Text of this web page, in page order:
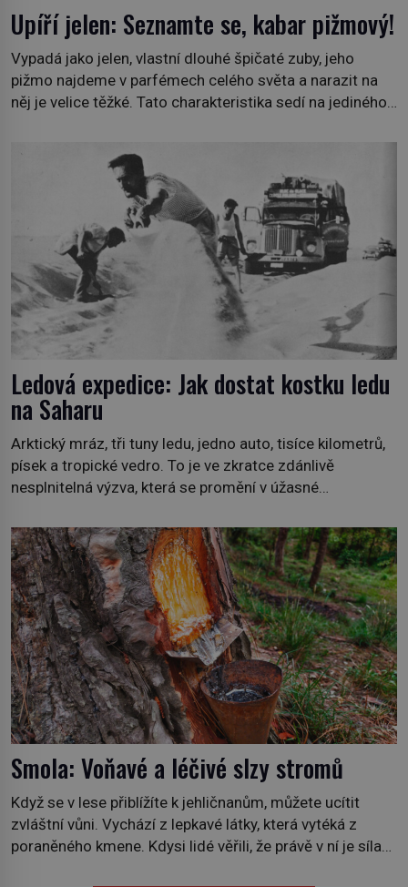
Upíří jelen: Seznamte se, kabar pižmový!
Vypadá jako jelen, vlastní dlouhé špičaté zuby, jeho
pižmo najdeme v parfémech celého světa a narazit na
něj je velice těžké. Tato charakteristika sedí na jediného
1778), jenže v Asii o něm ví už celá staletí. Zvíře
připomíná jelena, v kohoutku dosahuje […]
Ledová expedice: Jak dostat kostku ledu
na Saharu
Arktický mráz, tři tuny ledu, jedno auto, tisíce kilometrů,
písek a tropické vedro. To je ve zkratce zdánlivě
nesplnitelná výzva, která se promění v úžasné
na podzim 1958 jako hec. Rádio Luxembourg přichází s
neobvyklou výzvou. Tomu, kdo dokáže dopravit ze
severního polárního kruhu na […]
Smola: Voňavé a léčivé slzy stromů
Když se v lese přiblížíte k jehličnanům, můžete ucítit
zvláštní vůni. Vychází z lepkavé látky, která vytéká z
poraněného kmene. Kdysi lidé věřili, že právě v ní je síla